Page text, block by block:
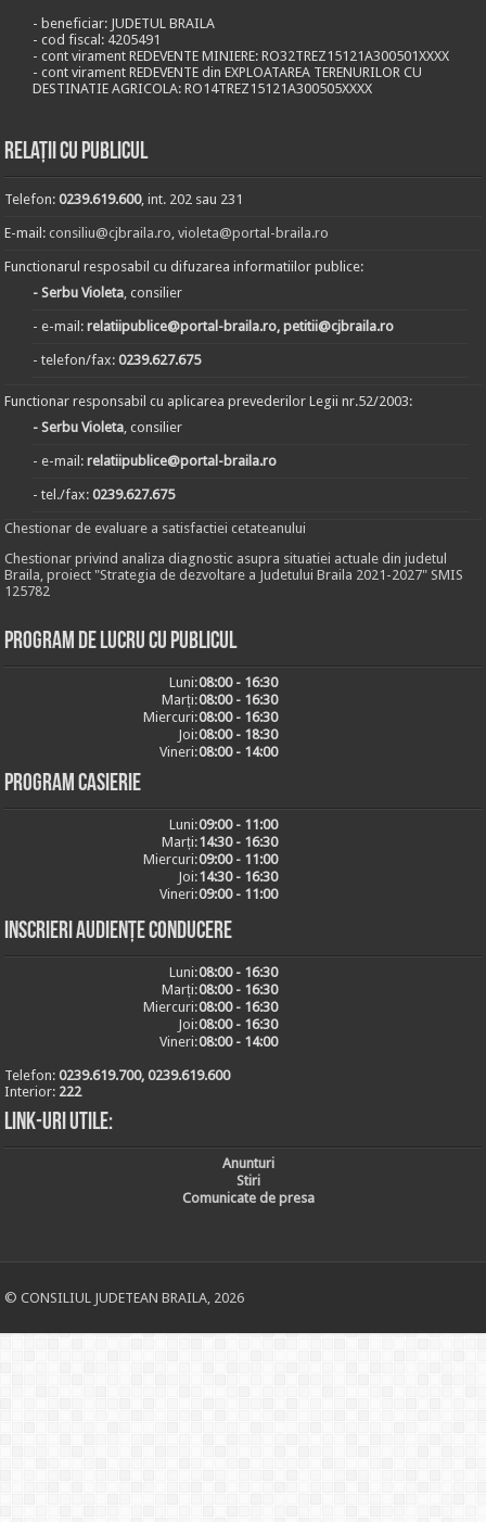
- beneficiar: JUDETUL BRAILA
- cod fiscal: 4205491
- cont virament REDEVENTE MINIERE: RO32TREZ15121A300501XXXX
- cont virament REDEVENTE din EXPLOATAREA TERENURILOR CU
DESTINATIE AGRICOLA: RO14TREZ15121A300505XXXX
Relații cu publicul
Telefon:0239.619.600, int. 202 sau 231
E-mail:consiliu@cjbraila.ro,violeta@portal-braila.ro
Functionarul resposabil cu difuzarea informatiilor publice:
- Serbu Violeta, consilier
- e-mail:relatiipublice@portal-braila.ro, petitii@cjbraila.ro
- telefon/fax:0239.627.675
Functionar responsabil cu aplicarea prevederilor Legii nr.52/2003:
- Serbu Violeta, consilier
- e-mail:relatiipublice@portal-braila.ro
- tel./fax:0239.627.675
Chestionar de evaluare a satisfactiei cetateanului
Chestionar privind analiza diagnostic asupra situatiei actuale din judetul
Braila, proiect "Strategia de dezvoltare a Judetului Braila 2021-2027" SMIS
125782
Program de lucru cu publicul
Luni:08:00 - 16:30
Marți:08:00 - 16:30
Miercuri:08:00 - 16:30
Joi:08:00 - 18:30
Vineri:08:00 - 14:00
Program casierie
Luni:09:00 - 11:00
Marți:14:30 - 16:30
Miercuri:09:00 - 11:00
Joi:14:30 - 16:30
Vineri:09:00 - 11:00
Inscrieri audiențe conducere
Luni:08:00 - 16:30
Marți:08:00 - 16:30
Miercuri:08:00 - 16:30
Joi:08:00 - 16:30
Vineri:08:00 - 14:00
Telefon:0239.619.700, 0239.619.600
Interior: 222
Link-uri utile:
Anunturi
Stiri
Comunicate de presa
© CONSILIUL JUDETEAN BRAILA, 2026